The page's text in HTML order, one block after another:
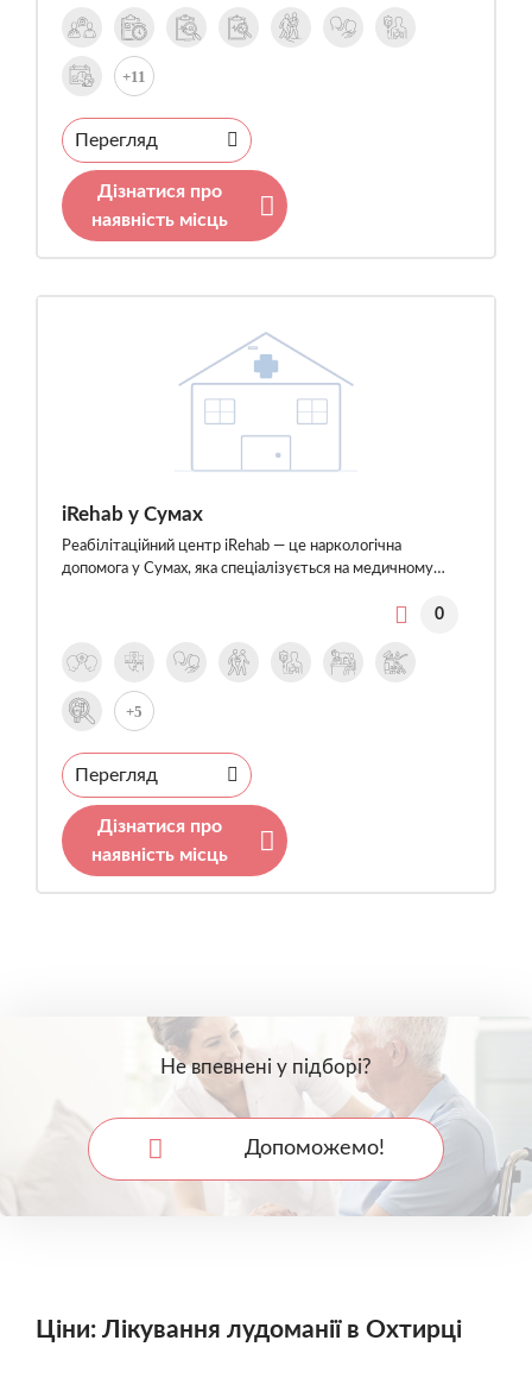
+11
Перегляд
Дізнатися про
наявність місць
iRehab у Сумах
Реабілітаційний центр iRehab — це наркологічна
допомога у Сумах, яка спеціалізується на медичному…
0
+5
Перегляд
Дізнатися про
наявність місць
Не впевнені у підборі?
Допоможемо!
Ціни: Лікування лудоманії в Охтирці